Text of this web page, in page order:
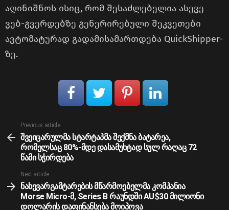
აღინიშნოს ისიც, რომ შესაძლებელია ასევე
ვებ-გვერდებზე გენერირებული შეკვეთები
ავტომატურად გადამისამართდება QuickShipper-
ზე.
more
Previous article
შვეიცარულმა სტარტაპმა შექმნა ბატარეა,
რომელსაც 80%-მდე დასამუხტად სულ რაღაც 72
წამი სჭირდება
Next article
ნახევარგამტარების მწარმოებელმა კომპანია
Morse Micro-მ, Series B რაუნდში AU$30 მილიონი
დოლარის დაფინანსება მოიპოვა